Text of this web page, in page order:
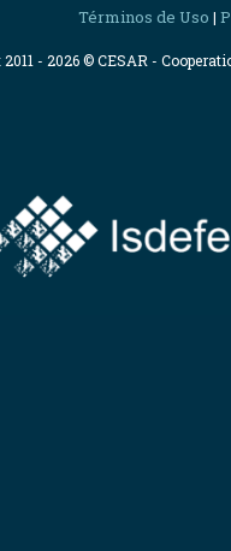
Términos de Uso |
- 2026 © CESAR -